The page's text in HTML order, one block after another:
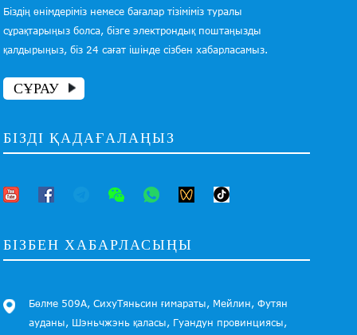
Біздің өнімдеріміз немесе бағалар тізіміміз туралы
сұрақтарыңыз болса, бізге электрондық поштаңызды
қалдырыңыз, біз 24 сағат ішінде сізбен хабарласамыз.
СҰРАУ
БІЗДІ ҚАДАҒАЛАҢЫЗ
БІЗБЕН ХАБАРЛАСЫҢЫ
Бөлме 509А, СихуТяньсин ғимараты, Мейлин, Футян
ауданы, Шэньчжэнь қаласы, Гуандун провинциясы,